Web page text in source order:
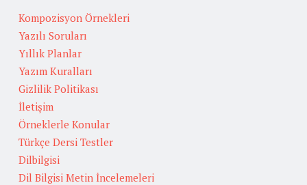
Kompozisyon Örnekleri
Yazılı Soruları
Yıllık Planlar
Yazım Kuralları
Gizlilik Politikası
İletişim
Örneklerle Konular
Türkçe Dersi Testler
Dilbilgisi
Dil Bilgisi Metin İncelemeleri